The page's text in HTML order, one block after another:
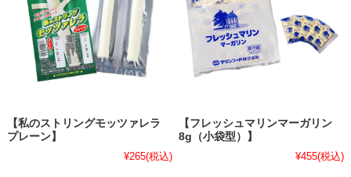
【私のストリングモッツァレラ
プレーン】
¥265(税込)
【フレッシュマリンマーガリン
8g（小袋型）】
¥455(税込)